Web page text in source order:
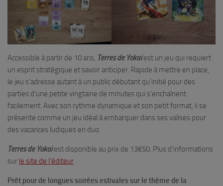
Accessible à partir de 10 ans, Terres de Yokaiest un jeu qui requiert
un esprit stratégique et savoir anticiper. Rapide à mettre en place,
le jeu s’adresse autant à un public débutant qu’initié pour des
parties d’une petite vingtaine de minutes qui s’enchaînent
facilement. Avec son rythme dynamique et son petit format, il se
présente comme un jeu idéal à embarquer dans ses valises pour
des vacances ludiques en duo.
Terres de Yokaiest disponible au prix de 13€50. Plus d’informations
sur le site de l’éditeur.
Prêt pour de longues soirées estivales sur le thème de la